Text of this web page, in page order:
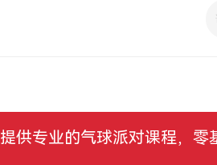
供专业的气球派对课程，零